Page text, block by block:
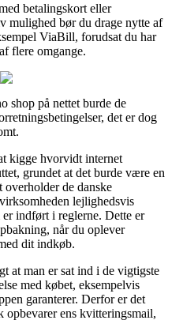
betalingskort eller
mulighed bør du drage nytte af
ViaBill, forudsat du har
flere omgange.
shop på nettet burde de
det er dog
kigge hvorvidt internet
grundet at det burde være en
overholder de danske
lejlighedsvis
indført i reglerne. Dette er
når du oplever
dit indkøb.
at man er sat ind i de vigtigste
med købet, eksempelvis
garanterer. Derfor er det
ens kvitteringsmail,